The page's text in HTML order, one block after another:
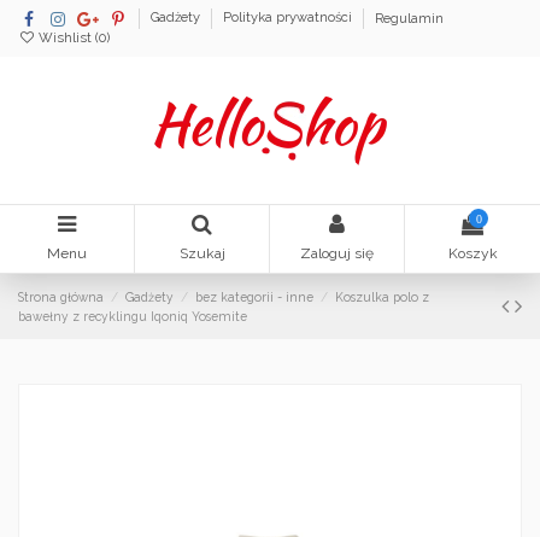
Gadżety Polityka prywatności
Regulamin
Wishlist (0)
Menu Szukaj Zaloguj się
0
Koszyk
Strona główna Gadżety bez kategorii - inne
Koszulka polo z
bawełny z recyklingu Iqoniq Yosemite